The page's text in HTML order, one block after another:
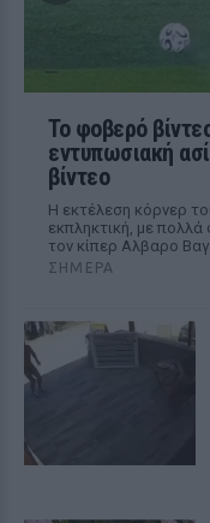
Το φοβερό
εντυπωσιακή
βίντεο
Η εκτέλεση κόρνερ
εκπληκτική, με
τον κίπερ Αλβαρο
ΣΉΜΕΡΑ